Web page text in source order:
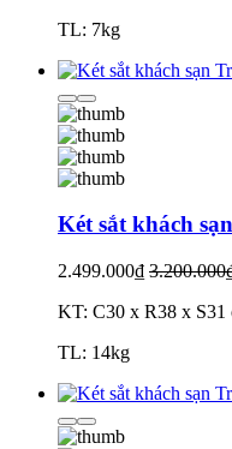
TL: 7kg
Két sắt khách
2.499.000₫
KT: C30 x R38 x S31
TL: 14kg